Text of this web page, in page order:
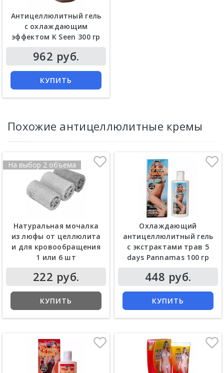
Антицеллюлитный гель
с охлаждающим
эффектом K Seen 300 гр
962 руб.
КУПИТЬ
Похожие антицеллюлитные кремы
На выбор 2 объема
Натуральная мочалка
из люфы от целлюлита
и для кровообращения
1 или 6 шт
222 руб.
КУПИТЬ
Охлаждающий
антицеллюлитный гель
с экстрактами трав 5
days Pannamas 100 гр
448 руб.
КУПИТЬ